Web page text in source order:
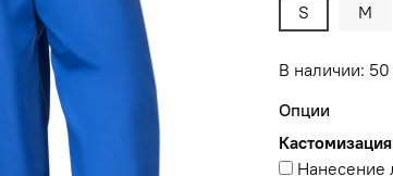
S
M
В наличии: 50
Опции
Нанесение